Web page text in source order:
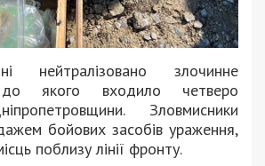
нейтралізовано злочинне
до якого входило четверо
Зловмисники
бойових засобів ураження,
поблизу лінії фронту.